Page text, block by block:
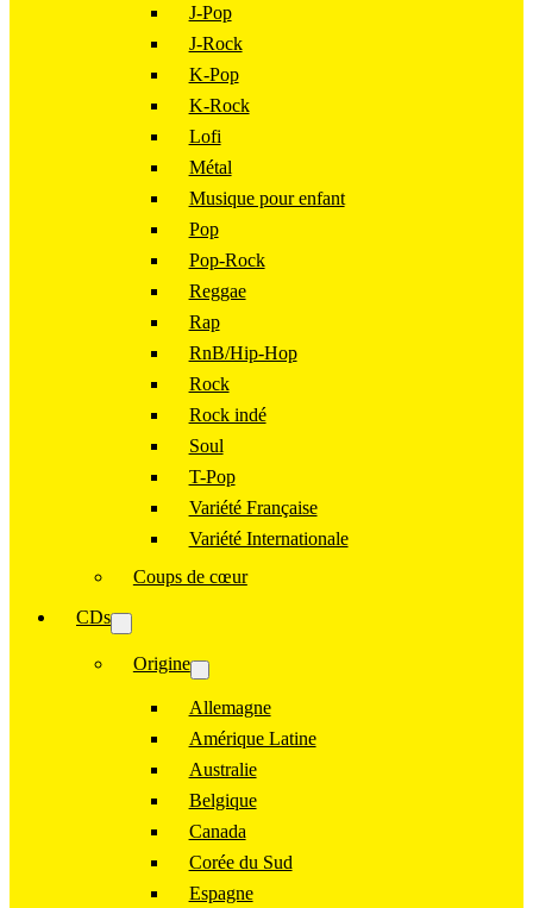
J-Pop
J-Rock
K-Pop
K-Rock
Lofi
Métal
Musique pour enfant
Pop
Pop-Rock
Reggae
Rap
RnB/Hip-Hop
Rock
Rock indé
Soul
T-Pop
Variété Française
Variété Internationale
Coups de cœur
CDs
Origine
Allemagne
Amérique Latine
Australie
Belgique
Canada
Corée du Sud
Espagne